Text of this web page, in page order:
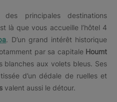
principales destinations
là que vous accueille l’hôtel 4
. D’un grand intérêt historique
par sa capitale Houmt
blanches aux volets bleus. Ses
d’un dédale de ruelles et
valent aussi le détour.